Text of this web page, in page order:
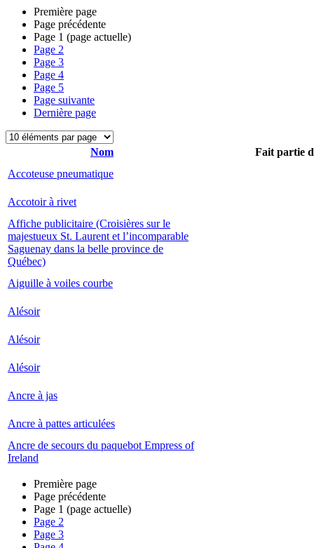
Première page
Page précédente
Page 1 (page actuelle)
Page 2
Page 3
Page 4
Page 5
Page suivante
Dernière page
Nom
Fait partie
Accoteuse pneumatique
Accotoir à rivet
Affiche publicitaire (Croisières sur le
majestueux St. Laurent et l’incomparable
Saguenay dans la belle province de
Québec)
Aiguille à voiles courbe
Alésoir
Alésoir
Alésoir
Ancre à jas
Ancre à pattes articulées
Ancre de secours du paquebot Empress of
Ireland
Première page
Page précédente
Page 1 (page actuelle)
Page 2
Page 3